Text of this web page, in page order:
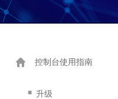
控制台使用指南
■ 升级